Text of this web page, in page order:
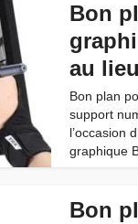
Bon
au
Bon plan
support
l’occasion
graphique
Bon